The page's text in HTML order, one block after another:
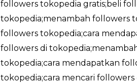
followers tokopedia gratis;beli
tokopedia;menambah followers
followers tokopedia;cara
followers di
tokopedia;cara mendapatkan
tokopedia;cara mencari